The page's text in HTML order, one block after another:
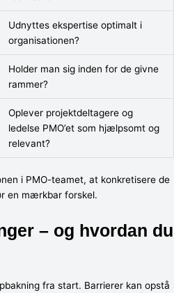
Udnyttes ekspertise optimalt i
organisationen?
Holder man sig inden for de givne
rammer?
Oplever projektdeltagere og
ledelse PMO’et som hjælpsomt og
relevant?
i PMO-teamet, at konkretisere de
en mærkbar forskel.
– og hvordan du
fra start. Barrierer kan opstå